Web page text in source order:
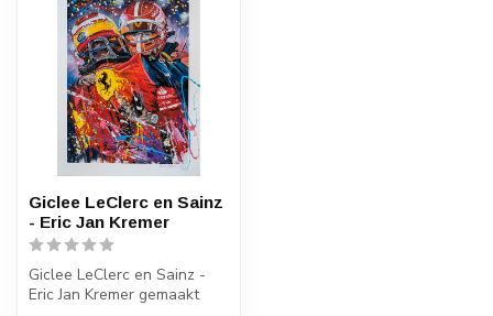
Giclee LeClerc en Sainz
- Eric Jan Kremer
Giclee LeClerc en Sainz -
Eric Jan Kremer gemaakt